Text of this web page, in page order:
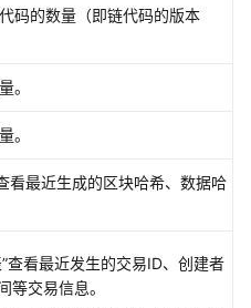
码的数量（即链代码的版本
。
。
看最近生成的区块哈希、数据哈
查看最近发生的交易ID、创建者
等交易信息。